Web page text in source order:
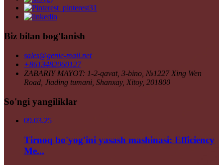
Biz bilan bog'lanish
sales@genie-mail.net
+8613482060127
ZABARIY MAYOT: 1-2-qavat, 3-bino, №1227 Xing Wen
Road, Jiading tumani, Shanxay, Xitoy, 201800
So'ngi yangiliklar
09.03.25
Tirnoq bo'yog'ini yasash mashinasi: Efficiency
Me...